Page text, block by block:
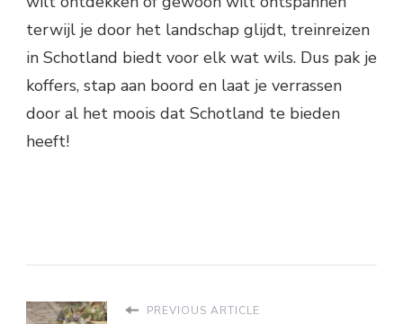
terwijl je door het landschap glijdt, treinreizen
in Schotland biedt voor elk wat wils. Dus pak je
koffers, stap aan boord en laat je verrassen
door al het moois dat Schotland te bieden
heeft!
PREVIOUS ARTICLE